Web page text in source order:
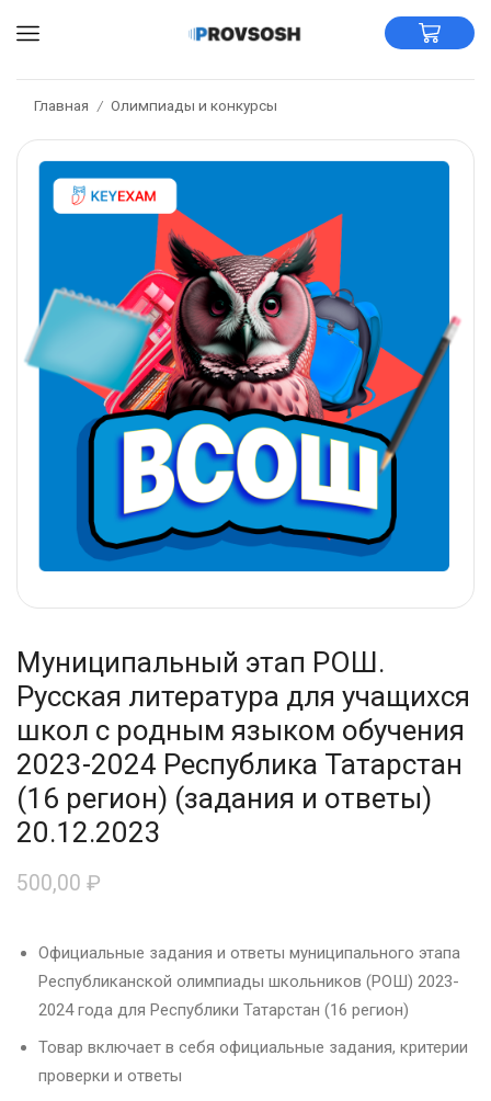
Главная / Олимпиады и конкурсы
Муниципальный этап РОШ.
Русская литература для учащихся
школ с родным языком обучения
2023-2024 Республика Татарстан
(16 регион) (задания и ответы)
20.12.2023
500,00 ₽
Официальные задания и ответы муниципального этапа
Республиканской олимпиады школьников (РОШ) 2023-
2024 года для Республики Татарстан (16 регион)
Товар включает в себя официальные задания, критерии
проверки и ответы